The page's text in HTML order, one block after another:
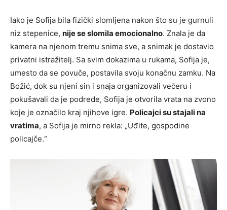
Iako je Sofija bila fizički slomljena nakon što su je gurnuli
niz stepenice, nije se slomila emocionalno. Znala je da
kamera na njenom tremu snima sve, a snimak je dostavio
privatni istražitelj. Sa svim dokazima u rukama, Sofija je,
umesto da se povuče, postavila svoju konačnu zamku. Na
Božić, dok su njeni sin i snaja organizovali večeru i
pokušavali da je podrede, Sofija je otvorila vrata na zvono
koje je označilo kraj njihove igre. Policajci su stajali na
vratima, a Sofija je mirno rekla: „Uđite, gospodine
policajče.“